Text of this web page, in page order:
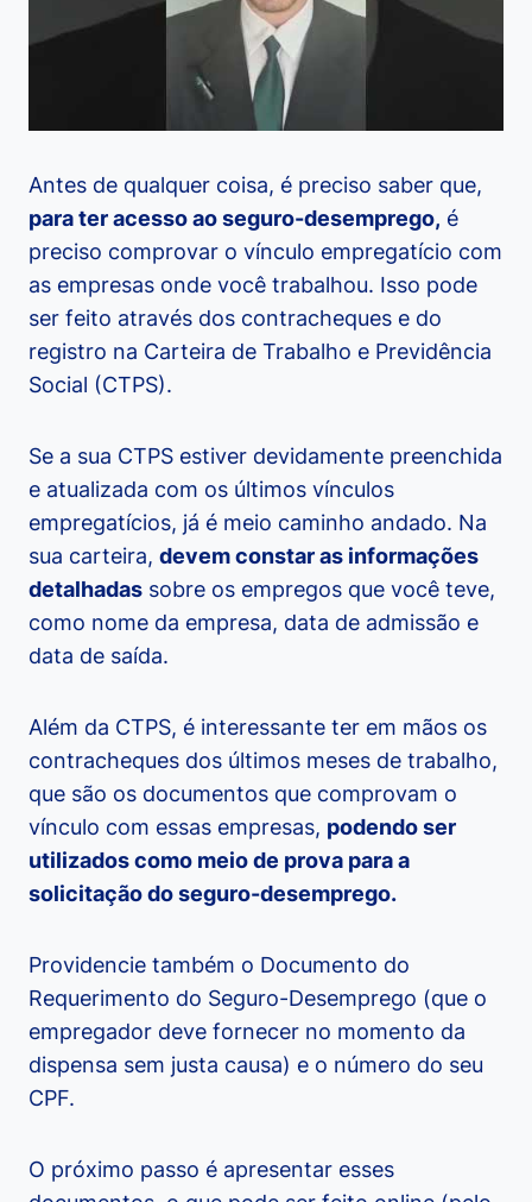
Antes de qualquer coisa, é preciso saber que,
para ter acesso ao seguro-desemprego, é
preciso comprovar o vínculo empregatício com
as empresas onde você trabalhou. Isso pode
ser feito através dos contracheques e do
registro na Carteira de Trabalho e Previdência
Social (CTPS).
Se a sua CTPS estiver devidamente preenchida
e atualizada com os últimos vínculos
empregatícios, já é meio caminho andado. Na
sua carteira, devem constar as informações
detalhadas sobre os empregos que você teve,
como nome da empresa, data de admissão e
data de saída.
Além da CTPS, é interessante ter em mãos os
contracheques dos últimos meses de trabalho,
que são os documentos que comprovam o
vínculo com essas empresas, podendo ser
utilizados como meio de prova para a
solicitação do seguro-desemprego.
Providencie também o Documento do
Requerimento do Seguro-Desemprego (que o
empregador deve fornecer no momento da
dispensa sem justa causa) e o número do seu
CPF.
O próximo passo é apresentar esses